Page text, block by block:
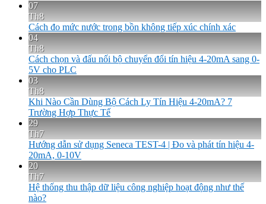
07
Th8
Cách đo mức nước trong bồn không tiếp xúc chính xác
04
Th8
Cách chọn và đấu nối bộ chuyển đổi tín hiệu 4-20mA sang 0-
5V cho PLC
03
Th8
Khi Nào Cần Dùng Bộ Cách Ly Tín Hiệu 4-20mA? 7
Trường Hợp Thực Tế
29
Th7
Hướng dẫn sử dụng Seneca TEST-4 | Đo và phát tín hiệu 4-
20mA, 0-10V
20
Th7
Hệ thống thu thập dữ liệu công nghiệp hoạt động như thế
nào?